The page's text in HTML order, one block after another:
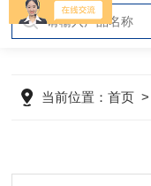
当前位置：首页 >